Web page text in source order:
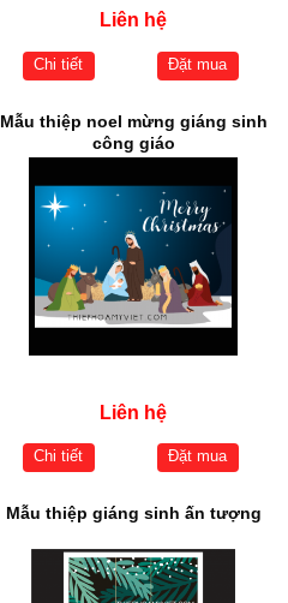
Liên hệ
Chi tiết Đặt mua
Mẫu thiệp noel mừng giáng sinh
công giáo
Liên hệ
Chi tiết Đặt mua
Mẫu thiệp giáng sinh ấn tượng